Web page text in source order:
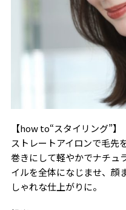
【how to“スタイリング”】
ストレートアイロンで毛先
巻きにして軽やかでナチュ
イルを全体になじませ、顔
しゃれな仕上がりに。